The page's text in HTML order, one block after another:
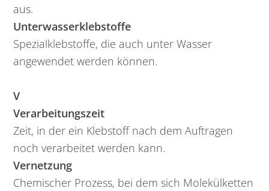
aus.
Unterwasserklebstoffe
Spezialklebstoffe, die auch unter Wasser
angewendet werden können.
V
Verarbeitungszeit
Zeit, in der ein Klebstoff nach dem Auftragen
noch verarbeitet werden kann.
Vernetzung
Chemischer Prozess, bei dem sich Molekülketten